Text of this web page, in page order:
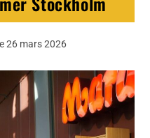
26 mars 2026